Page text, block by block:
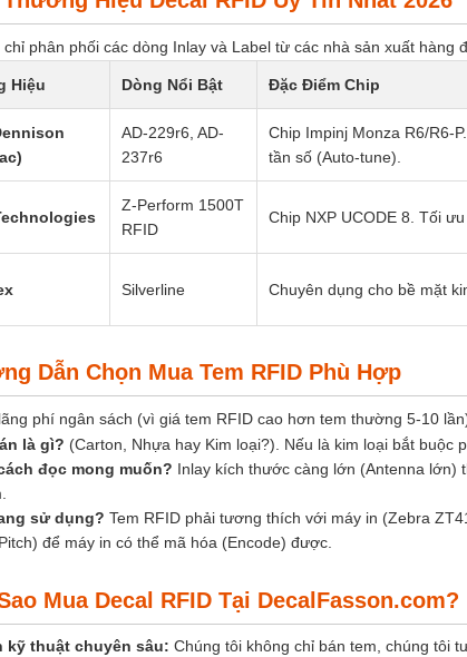
chỉ phân phối các dòng Inlay và Label từ các nhà sản xuất hàng
Hiệu Dòng Nổi Bật Đặc Điểm Chip
AD-229r6, AD-
237r6
Chip Impinj Monza R6/R6-
tần số (Auto-tune).
Z-Perform 1500T
RFID
Chip NXP UCODE 8. Tối
Silverline Chuyên dụng cho bề mặt
Dẫn Chọn Mua Tem RFID Phù Hợp
phí ngân sách (vì giá tem RFID cao hơn tem thường 5-10
là gì? (Carton, Nhựa hay Kim loại?). Nếu là kim loại bắt buộc
đọc mong muốn? Inlay kích thước càng lớn (Antenna lớn)
sử dụng? Tem RFID phải tương thích với máy in (Zebra
để máy in có thể mã hóa (Encode) được.
Mua Decal RFID Tại DecalFasson.com?
kỹ thuật chuyên sâu: Chúng tôi không chỉ bán tem, chúng tôi